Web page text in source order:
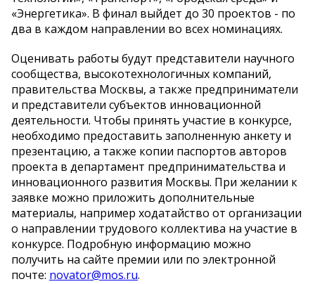
«Энергетика». В финал выйдет до 30 проектов - по
два в каждом направлении во всех номинациях.
Оценивать работы будут представители научного
сообщества, высокотехнологичных компаний,
правительства Москвы, а также предприниматели
и представители субъектов инновационной
деятельности. Чтобы принять участие в конкурсе,
необходимо предоставить заполненную анкету и
презентацию, а также копии паспортов авторов
проекта в департамент предпринимательства и
инновационного развития Москвы. При желании к
заявке можно приложить дополнительные
материалы, например ходатайство от организации
о направлении трудового коллектива на участие в
конкурсе. Подробную информацию можно
получить на сайте премии или по электронной
почте: novator@mos.ru.